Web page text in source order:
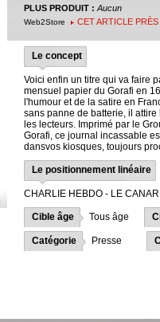
PLUS PRODUIT : Aucun
Web2Store CET ARTICLE PRÈS
Le concept
Voici enfin un titre qui va faire
mensuel papier du Gorafi en
l'humour et de la satire en
sans panne de batterie, il
les lecteurs. Imprimé par le
Gorafi, ce journal incassable
dansvos kiosques, toujours
Le positionnement linéaire
CHARLIE HEBDO - LE
Cible âge Tous âge
Catégorie Presse